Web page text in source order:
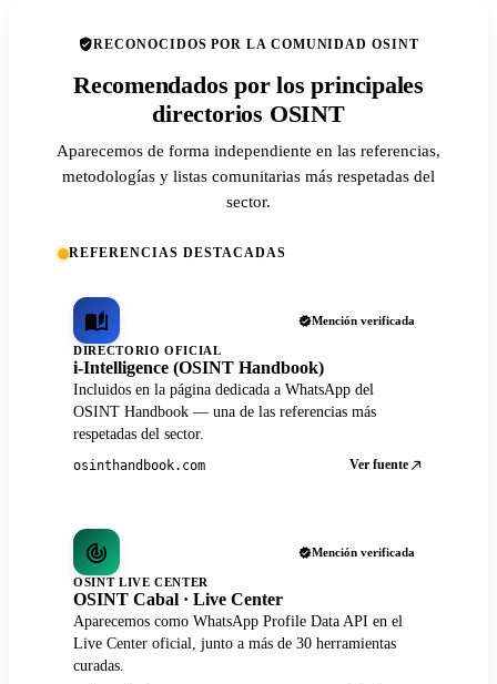
RECONOCIDOS POR LA COMUNIDAD OSINT
Recomendados por los principales
directorios OSINT
Aparecemos de forma independiente en las referencias,
metodologías y listas comunitarias más respetadas del
sector.
REFERENCIAS DESTACADAS
Mención verificada
DIRECTORIO OFICIAL
i-Intelligence (OSINT Handbook)
Incluidos en la página dedicada a WhatsApp del
OSINT Handbook — una de las referencias más
respetadas del sector.
osinthandbook.com Ver fuente
Mención verificada
OSINT LIVE CENTER
OSINT Cabal · Live Center
Aparecemos como WhatsApp Profile Data API en el
Live Center oficial, junto a más de 30 herramientas
curadas.